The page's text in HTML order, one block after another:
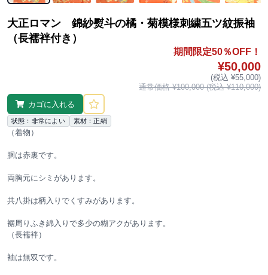
大正ロマン 錦紗熨斗の橘・菊模様刺繍五ツ紋振袖
（長襦袢付き）
期間限定50％OFF！
¥50,000
(税込 ¥55,000)
通常価格 ¥100,000 (税込 ¥110,000)
カゴに入れる
状態：非常によい 素材：正絹
（着物）
胴は赤裏です。
両胸元にシミがあります。
共八掛は柄入りでくすみがあります。
裾周りふき綿入りで多少の糊アクがあります。
（長襦袢）
袖は無双です。